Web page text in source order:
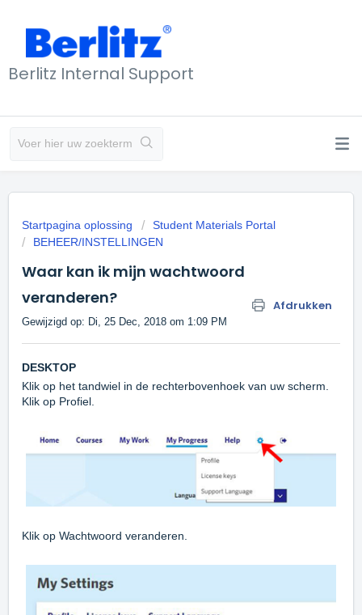
Berlitz Internal Support
Startpagina oplossing
Student Materials Portal
BEHEER/INSTELLINGEN
Waar kan ik mijn wachtwoord
veranderen?
Afdrukken
Gewijzigd op: Di, 25 Dec, 2018 om 1:09 PM
DESKTOP
Klik op het tandwiel in de rechterbovenhoek van uw scherm.
Klik op Profiel.
Klik op Wachtwoord veranderen.